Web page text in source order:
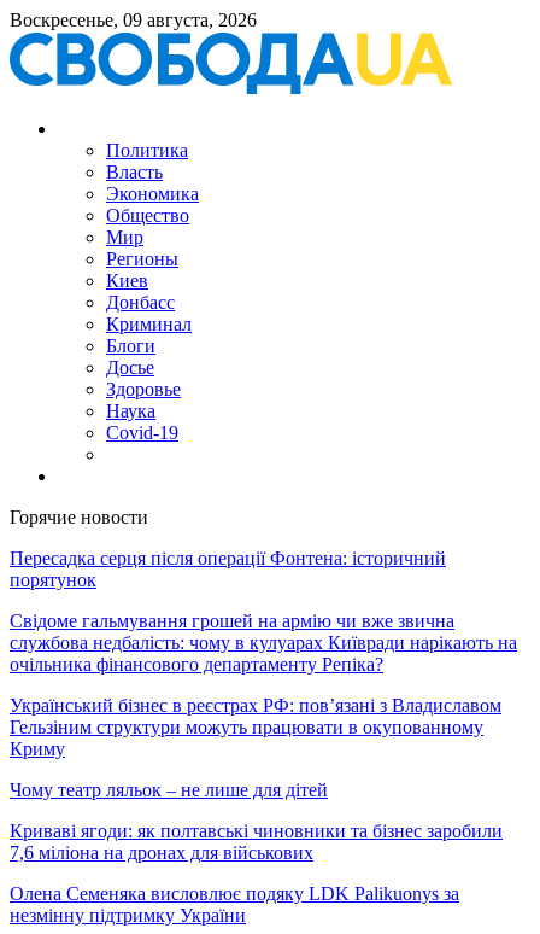
Воскресенье, 09 августа, 2026
Политика
Власть
Экономика
Общество
Мир
Регионы
Киев
Донбасс
Криминал
Блоги
Досье
Здоровье
Наука
Covid-19
Горячие новости
Пересадка серця після операції Фонтена: історичний
порятунок
Свідоме гальмування грошей на армію чи вже звична
службова недбалість: чому в кулуарах Київради нарікають на
очільника фінансового департаменту Репіка?
Український бізнес в реєстрах РФ: пов’язані з Владиславом
Гельзіним структури можуть працювати в окупованному
Криму
Чому театр ляльок – не лише для дітей
Криваві ягоди: як полтавські чиновники та бізнес заробили
7,6 міліона на дронах для військових
Олена Семеняка висловлює подяку LDK Palikuonys за
незмінну підтримку України